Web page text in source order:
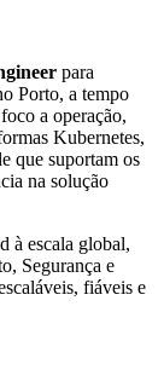
para
Porto, a tempo
a operação,
Kubernetes,
que suportam os
na solução
à escala global,
Segurança e
fiáveis e